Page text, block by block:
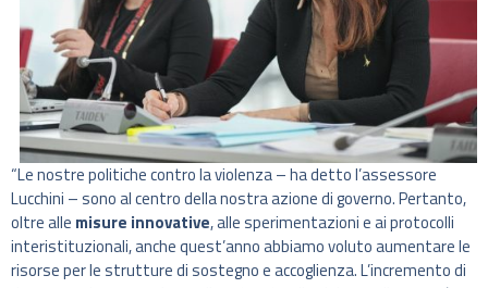
“Le nostre politiche contro la violenza – ha detto l’assessore
Lucchini – sono al centro della nostra azione di governo. Pertanto,
oltre alle misure innovative, alle sperimentazioni e ai protocolli
interistituzionali, anche quest’anno abbiamo voluto aumentare le
risorse per le strutture di sostegno e accoglienza. L’incremento di